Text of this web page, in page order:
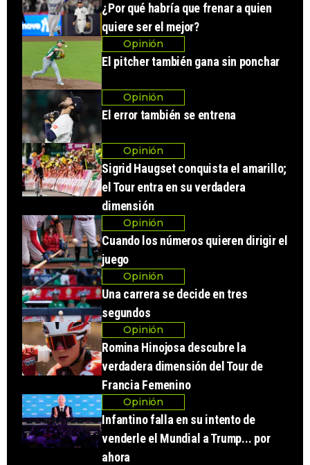
¿Por qué habría que frenar a quien
quiere ser el mejor?
Opinión
El pitcher también gana sin ponchar
Opinión
El error también se entrena
Opinión
Sigrid Haugset conquista el amarillo;
el Tour entra en su verdadera
dimensión
Opinión
Cuando los números quieren dirigir el
juego
Opinión
Una carrera se decide en tres
segundos
Opinión
Romina Hinojosa descubre la
verdadera dimensión del Tour de
Francia Femenino
Opinión
Infantino falla en su intento de
venderle el Mundial a Trump... por
ahora